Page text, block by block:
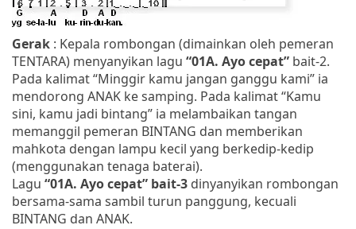
Gerak : Kepala rombongan (dimainkan oleh pemeran
TENTARA) menyanyikan lagu “01A. Ayo cepat” bait-2.
Pada kalimat “Minggir kamu jangan ganggu kami” ia
mendorong ANAK ke samping. Pada kalimat “Kamu
sini, kamu jadi bintang” ia melambaikan tangan
memanggil pemeran BINTANG dan memberikan
mahkota dengan lampu kecil yang berkedip-kedip
(menggunakan tenaga baterai).
Lagu “01A. Ayo cepat” bait-3 dinyanyikan rombongan
bersama-sama sambil turun panggung, kecuali
BINTANG dan ANAK.